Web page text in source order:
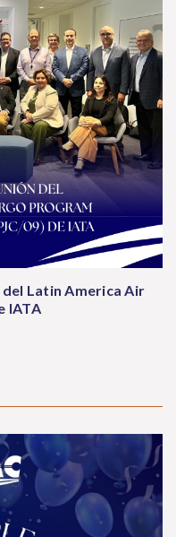
del Latin America Air
IATA